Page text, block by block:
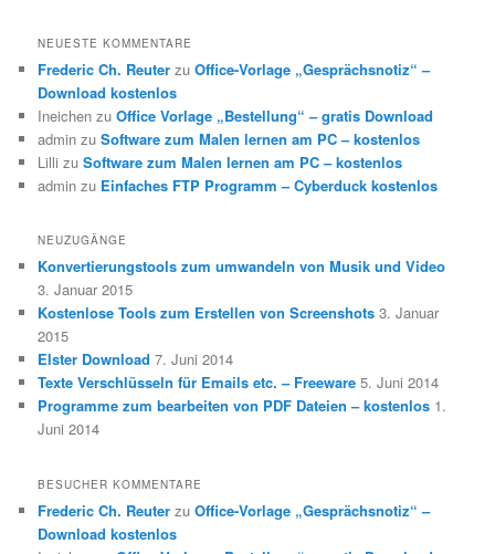
NEUESTE KOMMENTARE
Frederic Ch. Reuter zuOffice-Vorlage „Gesprächsnotiz“ –
Download kostenlos
Ineichen zuOffice Vorlage „Bestellung“ – gratis Download
admin zuSoftware zum Malen lernen am PC – kostenlos
Lilli zuSoftware zum Malen lernen am PC – kostenlos
admin zu Einfaches FTP Programm – Cyberduck kostenlos
NEUZUGÄNGE
Konvertierungstools zum umwandeln von Musik und Video
3. Januar 2015
Kostenlose Tools zum Erstellen von Screenshots 3. Januar
2015
Elster Download 7. Juni 2014
Texte Verschlüsseln für Emails etc. – Freeware 5. Juni 2014
Programme zum bearbeiten von PDF Dateien – kostenlos 1.
Juni 2014
BESUCHER KOMMENTARE
Frederic Ch. Reuter zuOffice-Vorlage „Gesprächsnotiz“ –
Download kostenlos